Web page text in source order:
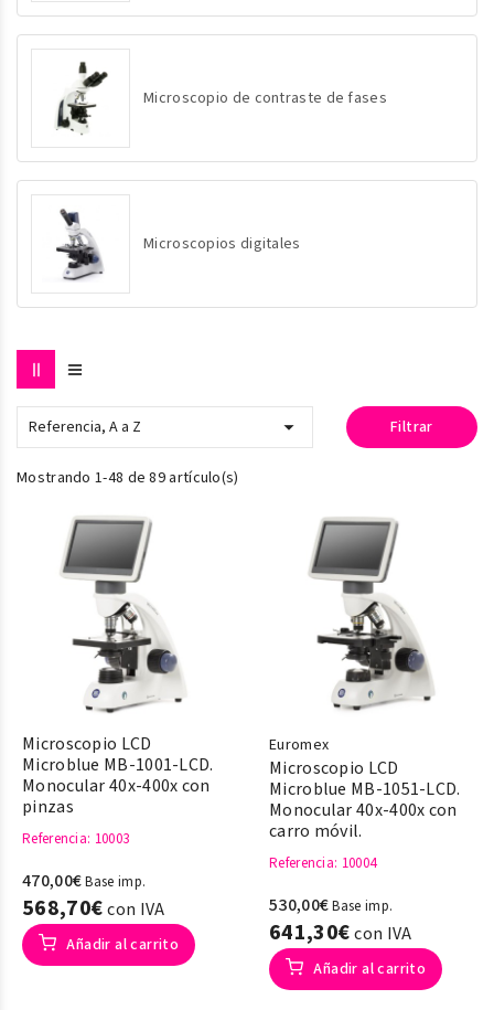
Microscopio de contraste de fases
Microscopios digitales
Referencia, A a Z  Filtrar
Mostrando 1-48 de 89 artículo(s)
Microscopio LCD
Microblue MB-1001-LCD.
Monocular 40x-400x con
pinzas
Referencia: 10003
470,00€Base imp.
568,70€con IVA
Añadir al carrito
Euromex
Microscopio LCD
Microblue MB-1051-LCD.
Monocular 40x-400x con
carro móvil.
Referencia: 10004
530,00€Base imp.
641,30€con IVA
Añadir al carrito